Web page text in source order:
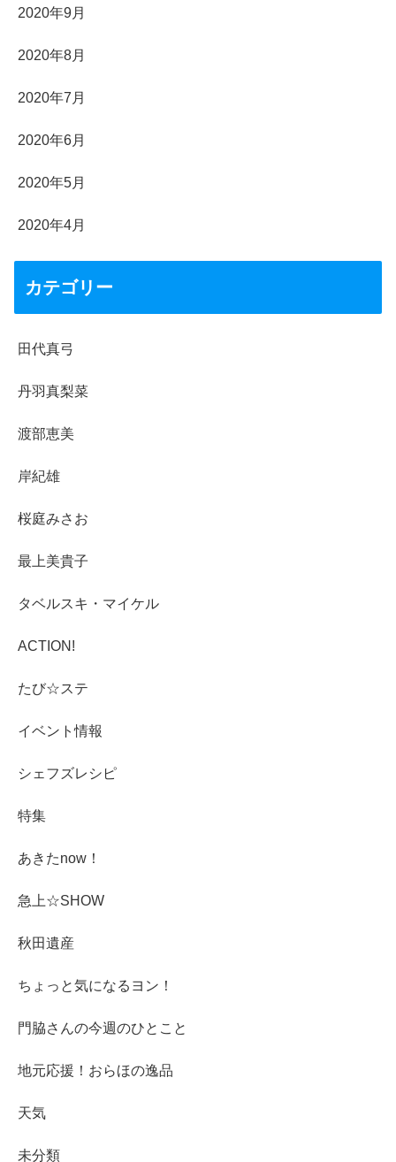
2020年9月
2020年8月
2020年7月
2020年6月
2020年5月
2020年4月
カテゴリー
田代真弓
丹羽真梨菜
渡部恵美
岸紀雄
桜庭みさお
最上美貴子
タベルスキ・マイケル
ACTION!
たび☆ステ
イベント情報
シェフズレシピ
特集
あきたnow！
急上☆SHOW
秋田遺産
ちょっと気になるヨン！
門脇さんの今週のひとこと
地元応援！おらほの逸品
天気
未分類